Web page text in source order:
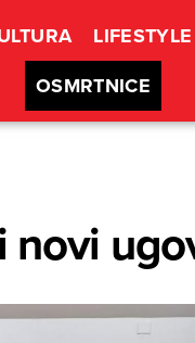
LIFESTYLE
OSMRTNICE
novi